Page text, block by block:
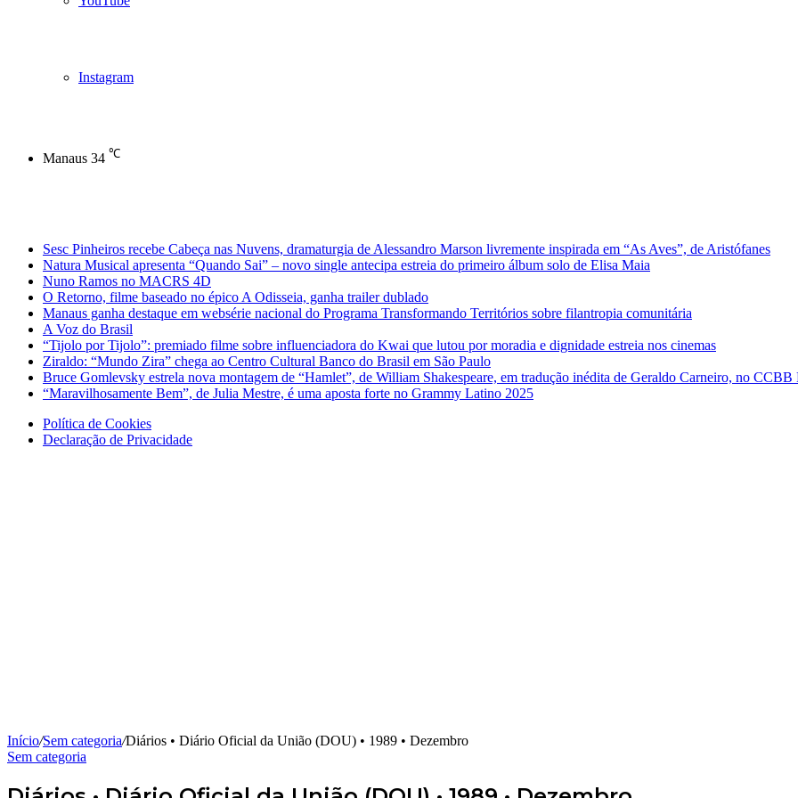
Instagram
Manaus 34 ℃
Sesc Pinheiros recebe Cabeça nas Nuvens, dramaturgia de Alessandro Marson livremente inspirada em “As Aves”, de Aristófanes
Natura Musical apresenta “Quando Sai” – novo single antecipa estreia do primeiro álbum solo de Elisa Maia
Nuno Ramos no MACRS 4D
O Retorno, filme baseado no épico A Odisseia, ganha trailer dublado
Manaus ganha destaque em websérie nacional do Programa Transformando Territórios sobre filantropia comunitária
A Voz do Brasil
“Tijolo por Tijolo”: premiado filme sobre influenciadora do Kwai que lutou por moradia e dignidade estreia nos cinemas
Ziraldo: “Mundo Zira” chega ao Centro Cultural Banco do Brasil em São Paulo
Bruce Gomlevsky estrela nova montagem de “Hamlet”, de William Shakespeare, em tradução inédita de Geraldo Carneiro, no CCBB
“Maravilhosamente Bem”, de Julia Mestre, é uma aposta forte no Grammy Latino 2025
Política de Cookies
Declaração de Privacidade
Início/Sem categoria/Diários • Diário Oficial da União (DOU) • 1989 • Dezembro
Sem categoria